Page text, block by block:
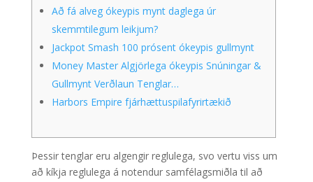
Að fá alveg ókeypis mynt daglega úr
skemmtilegum leikjum?
Jackpot Smash 100 prósent ókeypis gullmynt
Money Master Algjörlega ókeypis Snúningar &
Gullmynt Verðlaun Tenglar…
Harbors Empire fjárhættuspilafyrirtækið
Þessir tenglar eru algengir reglulega, svo vertu viss um
að kíkja reglulega á notendur samfélagsmiðla til að